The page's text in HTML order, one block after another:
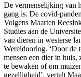
De vermenselijking van
gang is. De covid-
Volgens Maarten
Studies aan de
van dieren in westerse
Wereldoorlog. ‘Door de
mensen een dier in huis,
te bewaken of om
gezelligheid’, vertelt